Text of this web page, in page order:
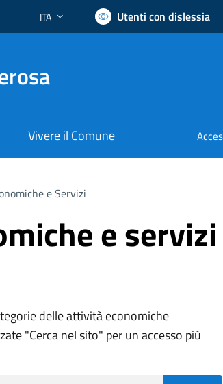
Lingua attiva:
ITA Utenti con dislessia
Vivere il Comune
e Servizi
e servizi
delle attività economiche
"Cerca nel sito" per un accesso più